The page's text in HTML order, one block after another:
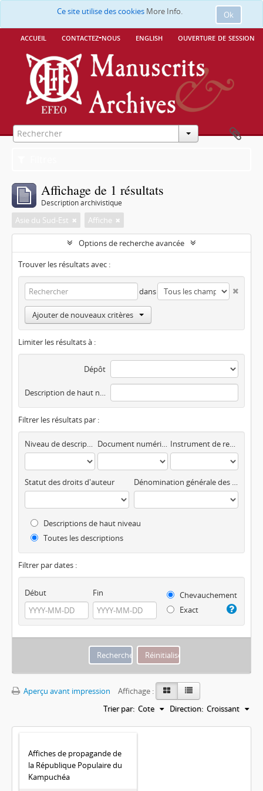
Ok
Ce site utilise des cookies More Info.
accueil contactez-nous english ouverture de session
Affichage de 1 résultats
Description archivistique
Asie du Sud-Est Affiche
Options de recherche avancée
Trouver les résultats avec :
dans
Ajouter de nouveaux critères
Limiter les résultats à :
Dépôt
Description de haut niveau
Filtrer les résultats par :
Niveau de description Document numérisé disponible Instrument de recherche
Statut des droits d'auteur Dénomination générale des documents
Descriptions de haut niveau
Toutes les descriptions
Filtrer par dates :
Début Fin
Chevauchement
Exact
Aperçu avant impression
Affichage :
Trier par: Cote Direction: Croissant
Affiches de propagande de
la République Populaire du
Kampuchéa